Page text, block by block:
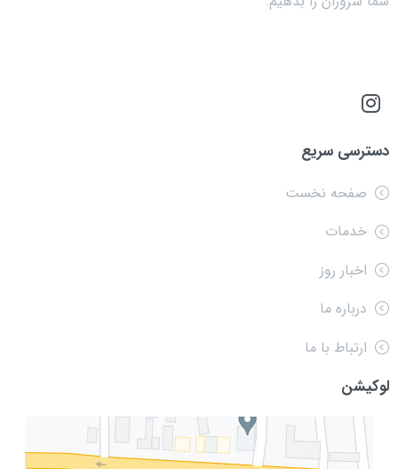
دسترسی سریع
صفحه نخست
خدمات
اخبار روز
درباره ما
ارتباط با ما
لوکیشن